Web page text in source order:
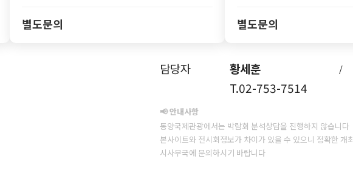
별도문의 별도문의
담당자 황세훈 /
T.02-753-7514
📢 안내사항
동양국제관광에서는 박람회 분석상담을 진행하지 않습니다
본사이트와 전시회정보가 차이가 있을 수 있으니 정확한 개
시사무국에 문의하시기 바랍니다